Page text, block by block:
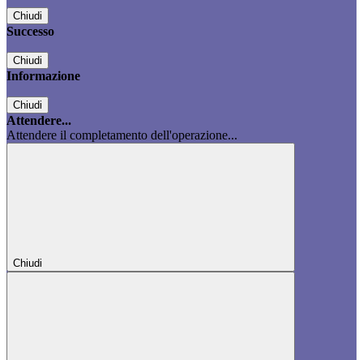
Chiudi
Successo
Chiudi
Informazione
Chiudi
Attendere...
Attendere il completamento dell'operazione...
Chiudi